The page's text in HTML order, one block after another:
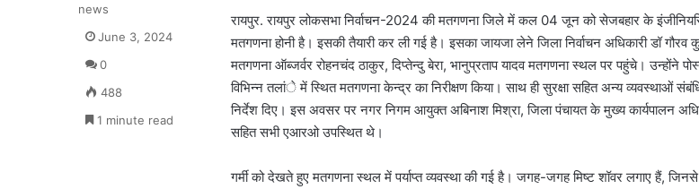
रायपुर. रायपुर लोकसभा निर्वाचन-2024 की मतगणना जिले में कल 04 जून को सेजबहार के
मतगणना होनी है। इसकी तैयारी कर ली गई है। इसका जायजा लेने जिला निर्वाचन अधिकारी डॉ गौरव
मतगणना ऑब्जर्वर रोहनचंद ठाकुर, दिप्तेन्दु बेरा, भानुप्रताप यादव मतगणना स्थल पर पहुंचे। उन्होंने
विभिन्न तलांे में स्थित मतगणना केन्द्र का निरीक्षण किया। साथ ही सुरक्षा सहित अन्य व्यवस्थाओं
निर्देश दिए। इस अवसर पर नगर निगम आयुक्त अबिनाश मिश्रा, जिला पंचायत के मुख्य कार्यपालन
सहित सभी एआरओ उपस्थित थे।
गर्मी को देखते हुए मतगणना स्थल में पर्याप्त व्यवस्था की गई है। जगह-जगह मिष्ट शॉवर लगाए हैं, जिनसे
news
June 3, 2024
0
488
1 minute read